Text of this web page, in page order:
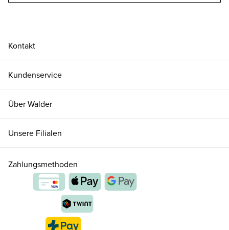
Kontakt
Kundenservice
Über Walder
Unsere Filialen
Zahlungsmethoden